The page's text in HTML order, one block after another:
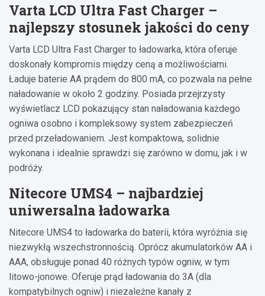
Varta LCD Ultra Fast Charger –
najlepszy stosunek jakości do ceny
Varta LCD Ultra Fast Charger to ładowarka, która oferuje
doskonały kompromis między ceną a możliwościami.
Ładuje baterie AA prądem do 800 mA, co pozwala na pełne
naładowanie w około 2 godziny. Posiada przejrzysty
wyświetlacz LCD pokazujący stan naładowania każdego
ogniwa osobno i kompleksowy system zabezpieczeń
przed przeładowaniem. Jest kompaktowa, solidnie
wykonana i idealnie sprawdzi się zarówno w domu, jak i w
podróży.
Nitecore UMS4 – najbardziej
uniwersalna ładowarka
Nitecore UMS4 to ładowarka do baterii, która wyróżnia się
niezwykłą wszechstronnością. Oprócz akumulatorków AA i
AAA, obsługuje ponad 40 różnych typów ogniw, w tym
litowo-jonowe. Oferuje prąd ładowania do 3A (dla
kompatybilnych ogniw) i niezależne kanały z